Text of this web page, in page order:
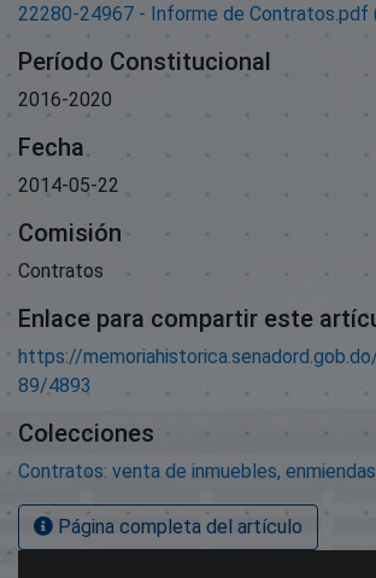
22280-24967 - Informe de Contratos.pdf
Período Constitucional
2016-2020
Fecha
2014-05-22
Comisión
Contratos
Enlace para compartir este
https://
89/4893
Colecciones
Contratos: venta de inmuebles,
Página completa del artículo